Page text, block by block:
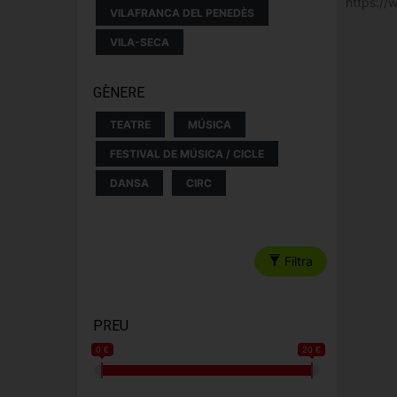
VILAFRANCA DEL PENEDÈS
VILA-SECA
GÈNERE
TEATRE MÚSICA
FESTIVAL DE MÚSICA / CICLE
DANSA CIRC
Filtra
PREU
0 € 20 €